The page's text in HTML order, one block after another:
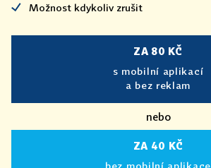
Možnost kdykoliv zrušit
ZA 80 KČ
s mobilní aplikací
a bez reklam
nebo
ZA 40 KČ